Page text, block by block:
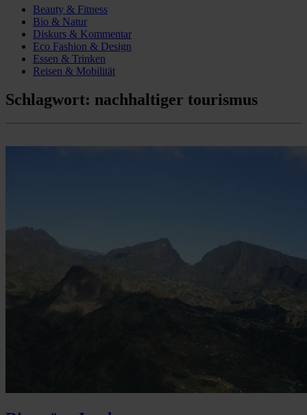
Beauty & Fitness
Bio & Natur
Diskurs & Kommentar
Eco Fashion & Design
Essen & Trinken
Reisen & Mobilität
Schlagwort: nachhaltiger tourismus